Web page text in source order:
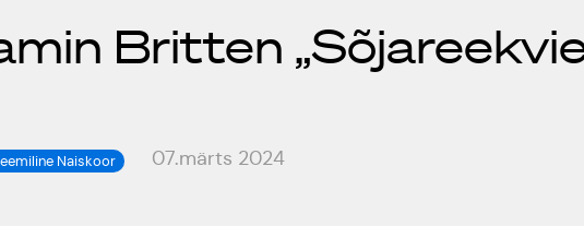
Treeningsaal
Britten
Naiskoor 07.märts 2024